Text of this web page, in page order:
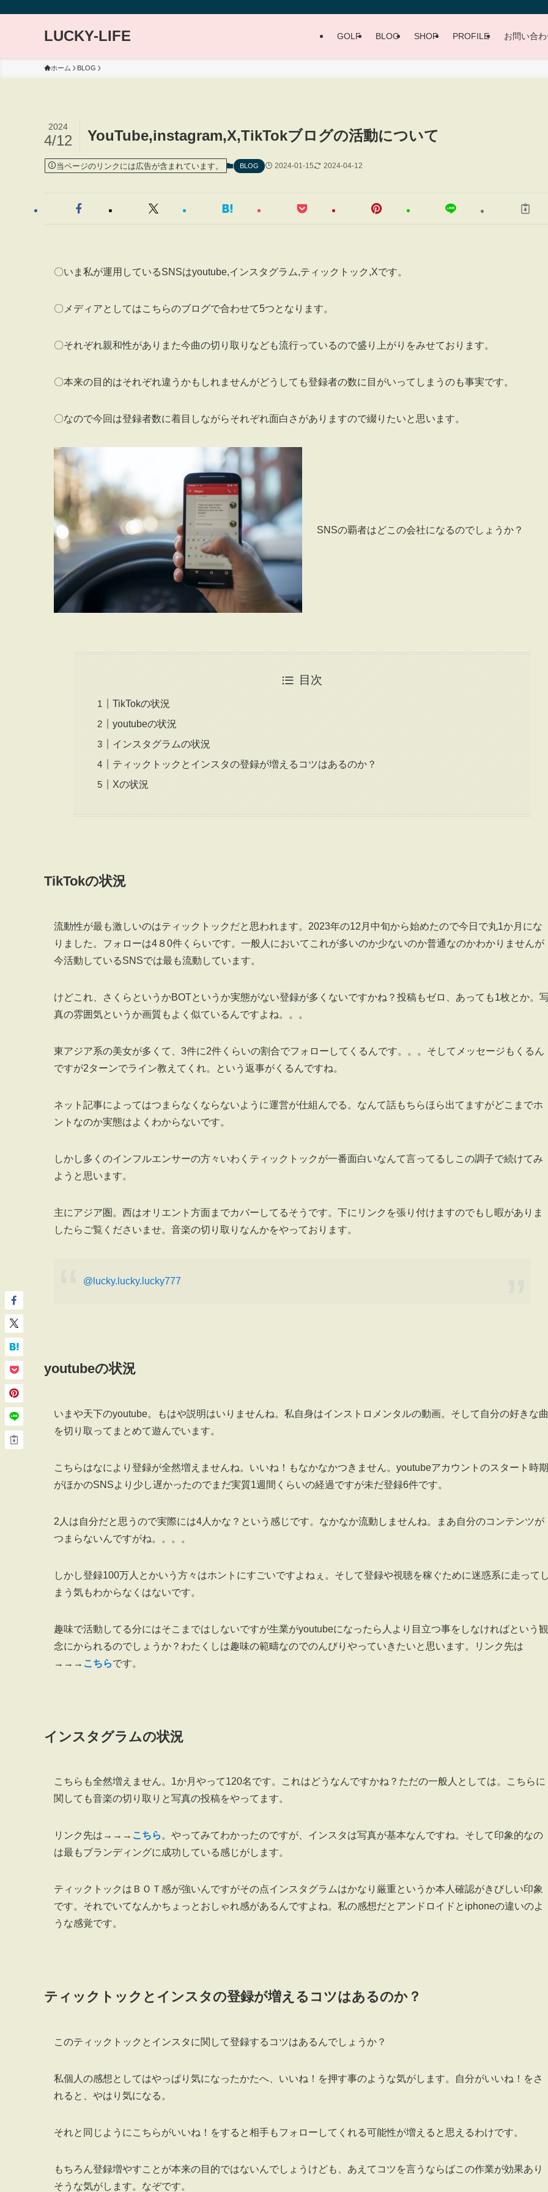
LUCKY-LIFE GOLF BLOG SHOP PROFILE お問い合
ホーム BLOG
YouTube,instagram,X,TikTokブログの活動について
2024
4/12
当ページのリンクには広告が含まれています。 BLOG 2024-01-15 2024-04-12
〇いま私が運用しているSNSはyoutube,インスタグラム,ティックトック,Xです。
〇メディアとしてはこちらのブログで合わせて5つとなります。
〇それぞれ親和性がありまた今曲の切り取りなども流行っているので盛り上がりをみせております。
〇本来の目的はそれぞれ違うかもしれませんがどうしても登録者の数に目がいってしまうのも事実です。
〇なので今回は登録者数に着目しながらそれぞれ面白さがありますので綴りたいと思います。
SNSの覇者はどこの会社になるのでしょうか？
目次
TikTokの状況
youtubeの状況
インスタグラムの状況
ティックトックとインスタの登録が増えるコツはあるのか？
Xの状況
TikTokの状況
流動性が最も激しいのはティックトックだと思われます。2023年の12月中旬から始めたので今日で丸1か月にな
りました。フォローは4８0件くらいです。一般人においてこれが多いのか少ないのか普通なのかわかりませんが
今活動しているSNSでは最も流動しています。
けどこれ、さくらというかBOTというか実態がない登録が多くないですかね？投稿もゼロ、あっても1枚とか。
真の雰囲気というか画質もよく似ているんですよね。。。
東アジア系の美女が多くて、3件に2件くらいの割合でフォローしてくるんです。。。そしてメッセージもくるん
ですが2ターンでライン教えてくれ。という返事がくるんですね。
ネット記事によってはつまらなくならないように運営が仕組んでる。なんて話もちらほら出てますがどこまでホ
ントなのか実態はよくわからないです。
しかし多くのインフルエンサーの方々いわくティックトックが一番面白いなんて言ってるしこの調子で続けてみ
ようと思います。
主にアジア圏。西はオリエント方面までカバーしてるそうです。下にリンクを張り付けますのでもし暇がありま
したらご覧くださいませ。音楽の切り取りなんかをやっております。
@lucky.lucky.lucky777
youtubeの状況
いまや天下のyoutube。もはや説明はいりませんね。私自身はインストロメンタルの動画。そして自分の好きな曲
を切り取ってまとめて遊んでいます。
こちらはなにより登録が全然増えませんね。いいね！もなかなかつきません。youtubeアカウントのスタート時期
がほかのSNSより少し遅かったのでまだ実質1週間くらいの経過ですが未だ登録6件です。
2人は自分だと思うので実際には4人かな？という感じです。なかなか流動しませんね。まあ自分のコンテンツが
つまらないんですがね。。。。
しかし登録100万人とかいう方々はホントにすごいですよねぇ。そして登録や視聴を稼ぐために迷惑系に走って
まう気もわからなくはないです。
趣味で活動してる分にはそこまではしないですが生業がyoutubeになったら人より目立つ事をしなければという観
念にかられるのでしょうか？わたくしは趣味の範疇なのでのんびりやっていきたいと思います。リンク先は
→→→ こちらです。
インスタグラムの状況
こちらも全然増えません。1か月やって120名です。これはどうなんですかね？ただの一般人としては。こちらに
関しても音楽の切り取りと写真の投稿をやってます。
リンク先は→→→ こちら。やってみてわかったのですが、インスタは写真が基本なんですね。そして印象的なの
は最もブランディングに成功している感じがします。
ティックトックはＢＯＴ感が強いんですがその点インスタグラムはかなり厳重というか本人確認がきびしい印象
です。それでいてなんかちょっとおしゃれ感があるんですよね。私の感想だとアンドロイドとiphoneの違いのよ
うな感覚です。
ティックトックとインスタの登録が増えるコツはあるのか？
このティックトックとインスタに関して登録するコツはあるんでしょうか？
私個人の感想としてはやっぱり気になったかたへ、いいね！を押す事のような気がします。自分がいいね！をさ
れると、やはり気になる。
それと同じようにこちらがいいね！をすると相手もフォローしてくれる可能性が増えると思えるわけです。
もちろん登録増やすことが本来の目的ではないんでしょうけども、あえてコツを言うならばこの作業が効果あり
そうな気がします。なぞです。